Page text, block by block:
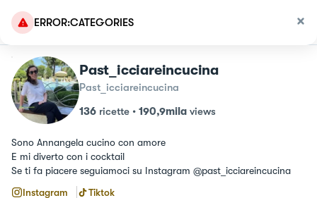
ERROR:CATEGORIES
Past_icciareincucina
Past_icciareincucina
136 ricette • 190,9mila views
Sono Annangela cucino con amore
E mi diverto con i cocktail
Se ti fa piacere seguiamoci su Instagram @past_icciareincucina
Instagram
Tiktok